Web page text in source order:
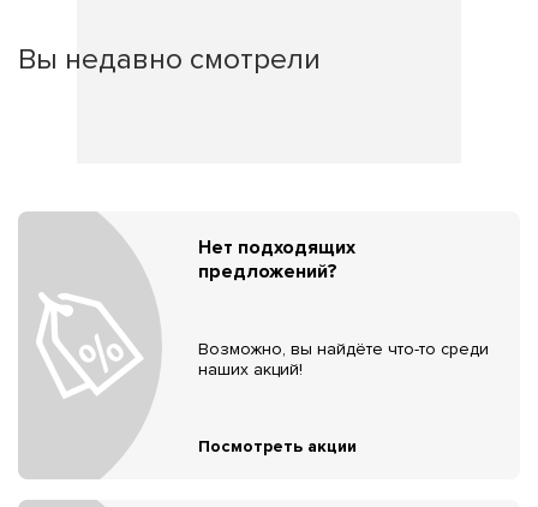
Вы недавно смотрели
Нет подходящих
предложений?
Возможно, вы найдёте что-то среди
наших акций!
Посмотреть акции